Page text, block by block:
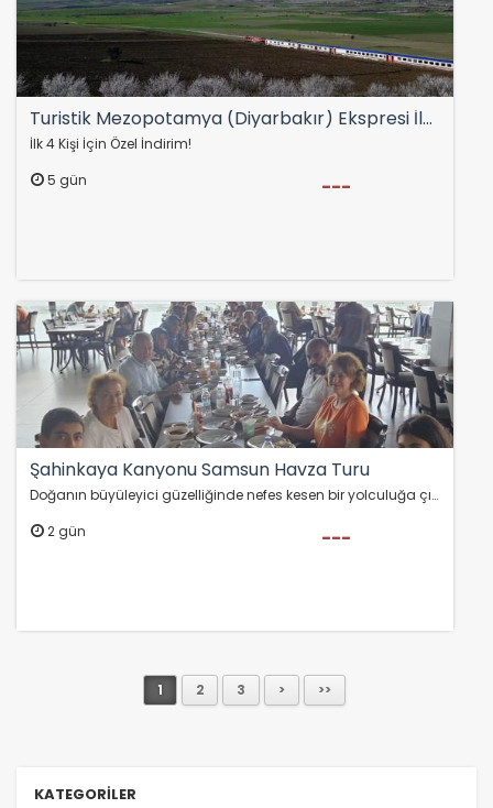
Turistik Mezopotamya (Diyarbakır) Ekspresi İle Gap Turu (Tren- Uçak)
İlk 4 Kişi İçin Özel İndirim!
5 gün
---
Şahinkaya Kanyonu Samsun Havza Turu
Doğanın büyüleyici güzelliğinde nefes kesen bir yolculuğa çıkmaya hazır mısınız?
2 gün
---
1 2 3 > >>
KATEGORİLER